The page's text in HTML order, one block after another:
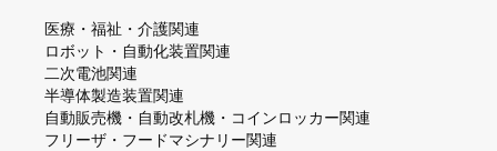
医療・福祉・介護関連
ロボット・自動化装置関連
二次電池関連
半導体製造装置関連
自動販売機・自動改札機・コインロッカー関連
フリーザ・フードマシナリー関連